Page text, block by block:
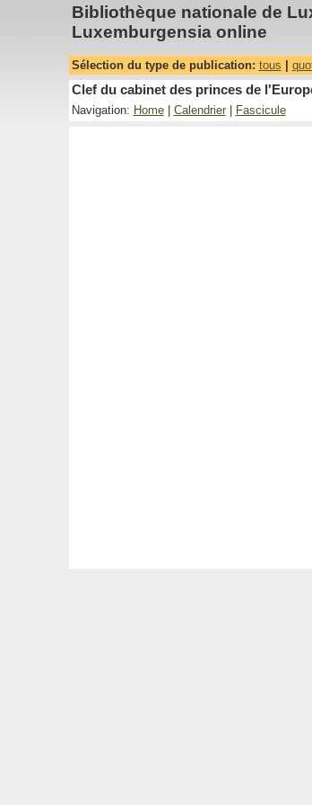
Bibliothèque nationale de
Luxemburgensia online
Sélection du type de publication: tous
Clef du cabinet des princes de
Navigation: Home| Calendrier| Fascicule